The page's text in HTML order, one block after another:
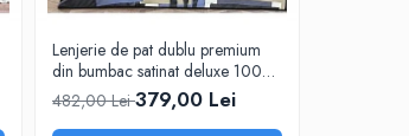
Lenjerie de pat dublu premium
din bumbac satinat deluxe 100%
TAC, Vanessa
482,00 Lei379,00 Lei